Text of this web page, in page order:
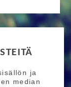
ja
median